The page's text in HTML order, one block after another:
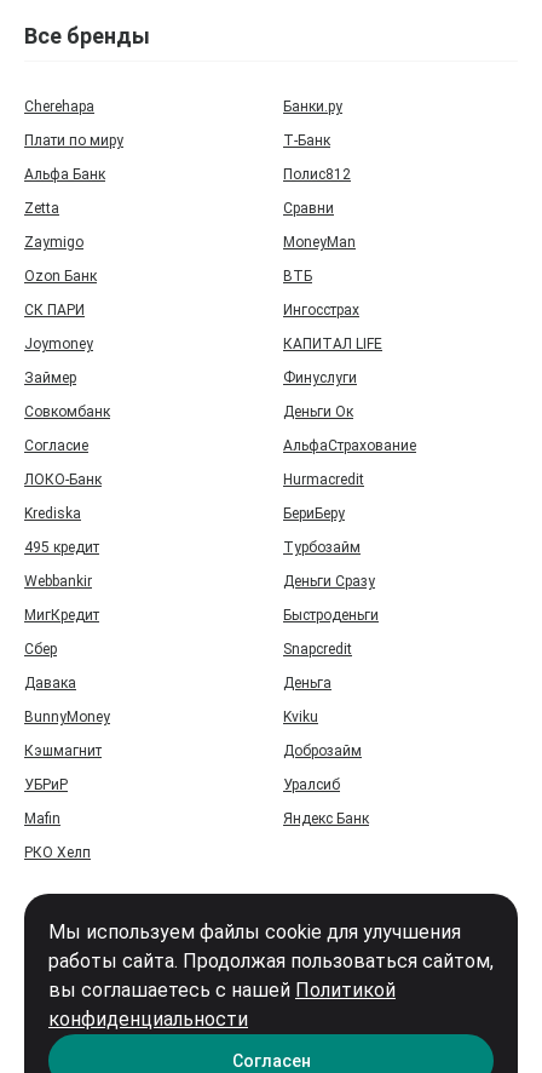
Все бренды
Cherehapa
Банки.ру
Плати по миру
Т‑Банк
Альфа Банк
Полис812
Zetta
Сравни
Zaymigo
MoneyMan
Ozon Банк
ВТБ
СК ПАРИ
Ингосстрах
Joymoney
КАПИТАЛ LIFE
Займер
Финуслуги
Совкомбанк
Деньги Ок
Согласие
АльфаСтрахование
ЛОКО-Банк
Hurmacredit
Krediska
БериБеру
495 кредит
Турбозайм
Webbankir
Деньги Сразу
МигКредит
Быстроденьги
Сбер
Snapcredit
Давака
Деньга
BunnyMoney
Kviku
Кэшмагнит
Доброзайм
УБРиР
Уралсиб
Mafin
Яндекс Банк
РКО Хелп
Карта сайта
Мы используем файлы cookie для улучшения
работы сайта. Продолжая пользоваться сайтом,
вы соглашаетесь с нашей Политикой
конфиденциальности
Согласен